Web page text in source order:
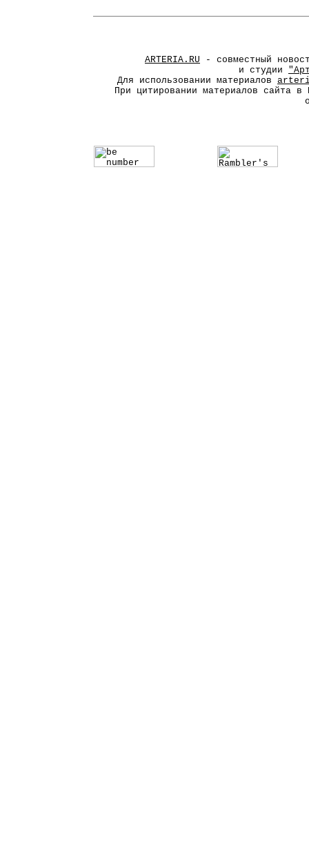
ARTERIA.RU - совместный
и студии
Для использовании материалов
При цитировании материалов сайта